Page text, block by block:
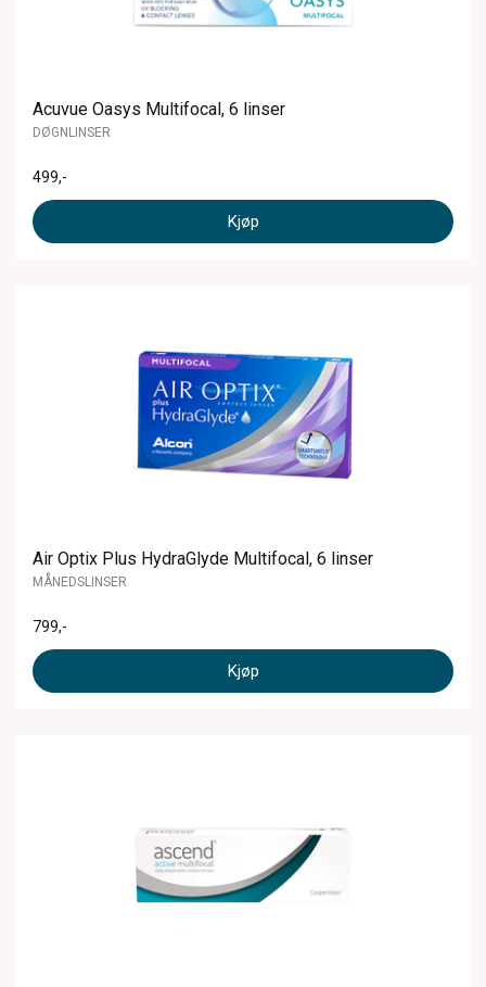
Acuvue Oasys Multifocal, 6 linser
DØGNLINSER
499,-
Kjøp
Air Optix Plus HydraGlyde Multifocal, 6 linser
MÅNEDSLINSER
799,-
Kjøp